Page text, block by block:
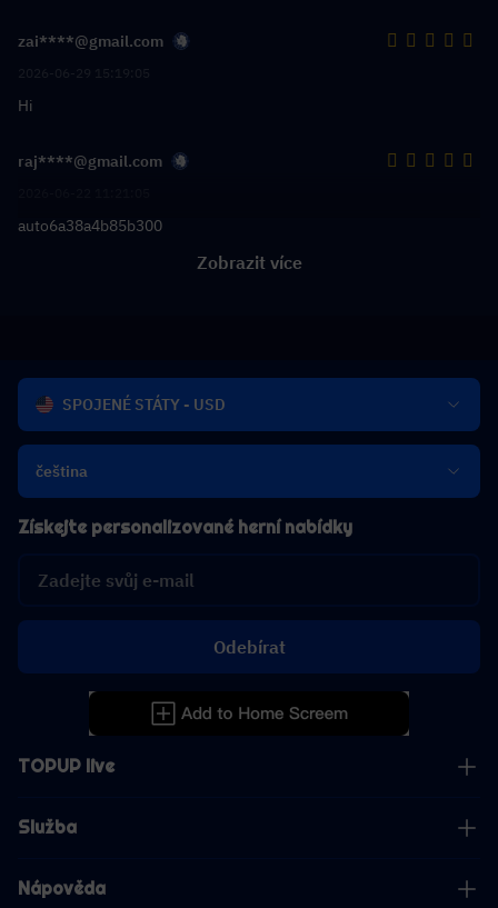
zai****@gmail.com
Hi
raj****@gmail.com
auto6a38a4b85b300
Zobrazit více
SPOJENÉ STÁTY - USD
čeština
TOPUP live
Služba
Nápověda
Získejte personalizované herní nabídky
Odebírat